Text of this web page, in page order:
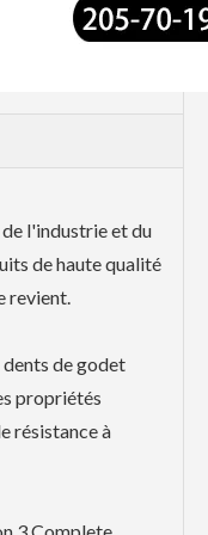
l'industrie et du
de haute qualité
revient.
dents de godet
propriétés
résistance à